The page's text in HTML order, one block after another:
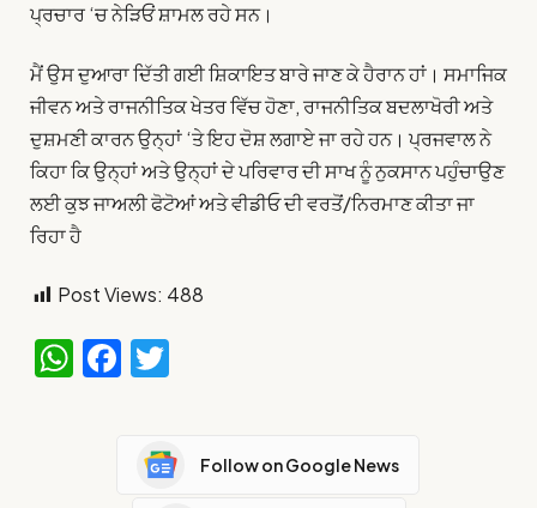
ਪ੍ਰਚਾਰ ‘ਚ ਨੇੜਿਓਂ ਸ਼ਾਮਲ ਰਹੇ ਸਨ।
ਮੈਂ ਉਸ ਦੁਆਰਾ ਦਿੱਤੀ ਗਈ ਸ਼ਿਕਾਇਤ ਬਾਰੇ ਜਾਣ ਕੇ ਹੈਰਾਨ ਹਾਂ। ਸਮਾਜਿਕ
ਜੀਵਨ ਅਤੇ ਰਾਜਨੀਤਿਕ ਖੇਤਰ ਵਿੱਚ ਹੋਣਾ, ਰਾਜਨੀਤਿਕ ਬਦਲਾਖੋਰੀ ਅਤੇ
ਦੁਸ਼ਮਣੀ ਕਾਰਨ ਉਨ੍ਹਾਂ ‘ਤੇ ਇਹ ਦੋਸ਼ ਲਗਾਏ ਜਾ ਰਹੇ ਹਨ। ਪ੍ਰਜਵਾਲ ਨੇ
ਕਿਹਾ ਕਿ ਉਨ੍ਹਾਂ ਅਤੇ ਉਨ੍ਹਾਂ ਦੇ ਪਰਿਵਾਰ ਦੀ ਸਾਖ ਨੂੰ ਨੁਕਸਾਨ ਪਹੁੰਚਾਉਣ
ਲਈ ਕੁਝ ਜਾਅਲੀ ਫੋਟੋਆਂ ਅਤੇ ਵੀਡੀਓ ਦੀ ਵਰਤੋਂ/ਨਿਰਮਾਣ ਕੀਤਾ ਜਾ
ਰਿਹਾ ਹੈ
Post Views: 488
WhatsApp
Facebook
Follow on Google News